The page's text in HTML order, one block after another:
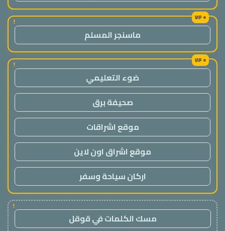
!
ماسنجر المسلم
!
ضوء التعليمي
صحيفة برق
موقع اشراقات
موقع اشراق اون لاين
اركان سياحة وسفر
!
مسك الكلمات في قوقل